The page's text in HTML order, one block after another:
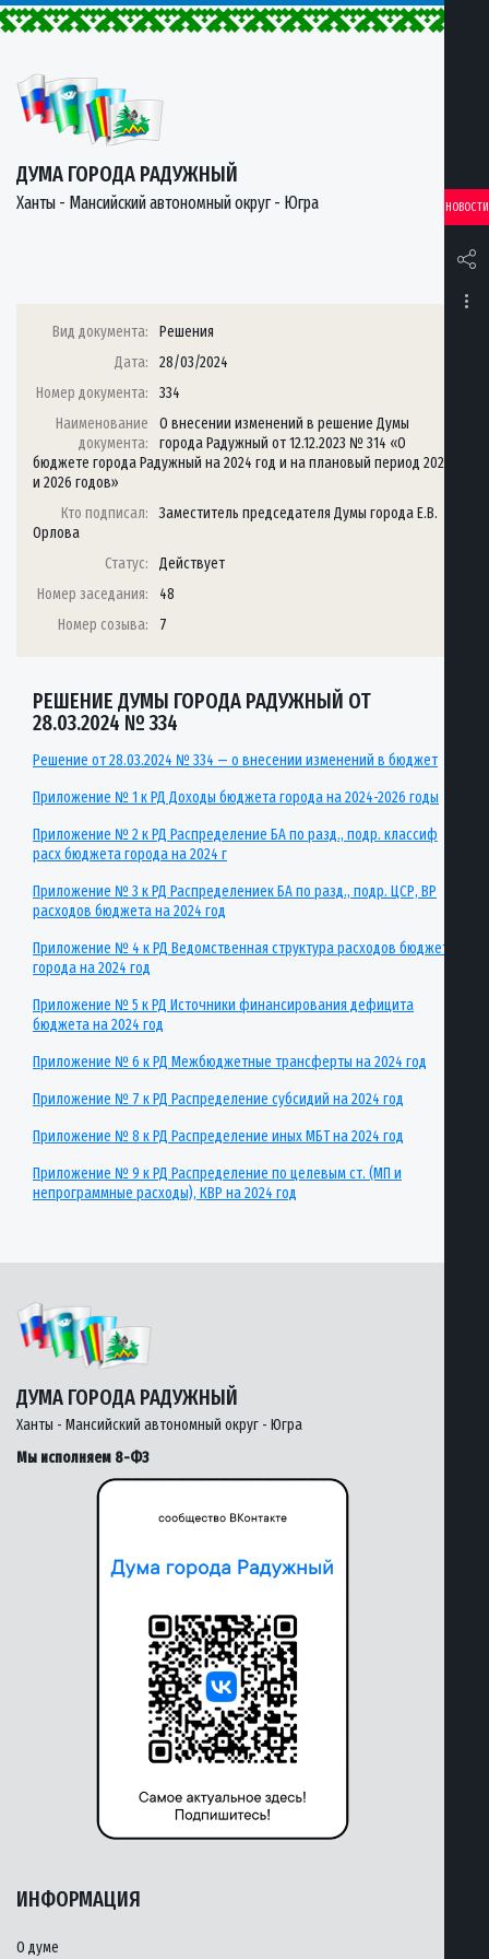
ДУМА ГОРОДА РАДУЖНЫЙ
Ханты - Мансийский автономный округ - Югра НОВОСТИ
Вид документа:
Решения
Дата:
28/03/2024
Номер документа:
334
Наименование
документа:
О внесении изменений в решение Думы
города Радужный от 12.12.2023 № 314 «О
бюджете города Радужный на 2024 год и на плановый период 2025
и 2026 годов»
Кто подписал:
Заместитель председателя Думы города Е.В.
Орлова
Статус:
Действует
Номер заседания:
48
Номер созыва:
7
РЕШЕНИЕ ДУМЫ ГОРОДА РАДУЖНЫЙ ОТ
28.03.2024 № 334
Решение от 28.03.2024 № 334 — о внесении изменений в бюджет
Приложение № 1 к РД Доходы бюджета города на 2024-2026 годы
Приложение № 2 к РД Распределение БА по разд., подр. классиф
расх бюджета города на 2024 г
Приложение № 3 к РД Распределениек БА по разд., подр. ЦСР, ВР
расходов бюджета на 2024 год
Приложение № 4 к РД Ведомственная структура расходов бюджета
города на 2024 год
Приложение № 5 к РД Источники финансирования дефицита
бюджета на 2024 год
Приложение № 6 к РД Межбюджетные трансферты на 2024 год
Приложение № 7 к РД Распределение субсидий на 2024 год
Приложение № 8 к РД Распределение иных МБТ на 2024 год
Приложение № 9 к РД Распределение по целевым ст. (МП и
непрограммные расходы), КВР на 2024 год
ДУМА ГОРОДА РАДУЖНЫЙ
Ханты - Мансийский автономный округ - Югра
Мы исполняем 8-ФЗ
ИНФОРМАЦИЯ
О думе